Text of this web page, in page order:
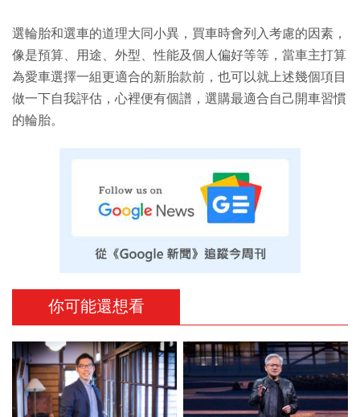
選輪胎和選車的道理大同小異，買車時會列入考慮的因素，
像是預算、用途、外型、性能及個人偏好等等，當車主打算
為愛車選擇一組更適合的新胎款前，也可以就上述幾個項目
做一下自我評估，心裡便有個譜，選購最適合自己開車習慣
的輪胎。
你可能還想看